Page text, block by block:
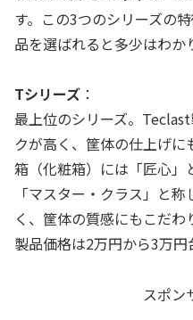
す。この3つのシリーズの
品を選ばれると多少はわか
Tシリーズ ：
最上位のシリーズ。
クが高く、筐体の仕上げに
箱（化粧箱）には「匠心」
「マスター・クラス」と
く、筐体の質感にもこだわ
製品価格は2万円から3万円
スポン